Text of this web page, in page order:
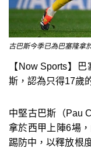
古巴斯今季已為巴塞隆拿
【Now Sports】
斯，認為只得17歲
中堅古巴斯（Pau
拿於西甲上陣6場
踢防中，以釋放根